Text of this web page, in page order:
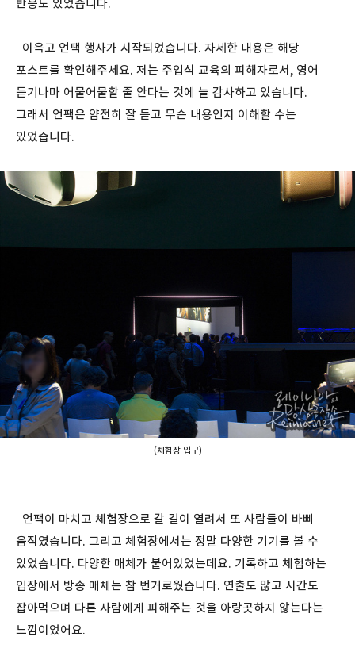
반응도 있었습니다.
이윽고 언팩 행사가 시작되었습니다. 자세한 내용은 해당
포스트를 확인해주세요. 저는 주입식 교육의 피해자로서, 영어
듣기나마 어물어물할 줄 안다는 것에 늘 감사하고 있습니다.
그래서 언팩은 얌전히 잘 듣고 무슨 내용인지 이해할 수는
있었습니다.
(체험장 입구)
언팩이 마치고 체험장으로 갈 길이 열려서 또 사람들이 바삐
움직였습니다. 그리고 체험장에서는 정말 다양한 기기를 볼 수
있었습니다. 다양한 매체가 붙어있었는데요. 기록하고 체험하는
입장에서 방송 매체는 참 번거로웠습니다. 연출도 많고 시간도
잡아먹으며 다른 사람에게 피해주는 것을 아랑곳하지 않는다는
느낌이었어요.